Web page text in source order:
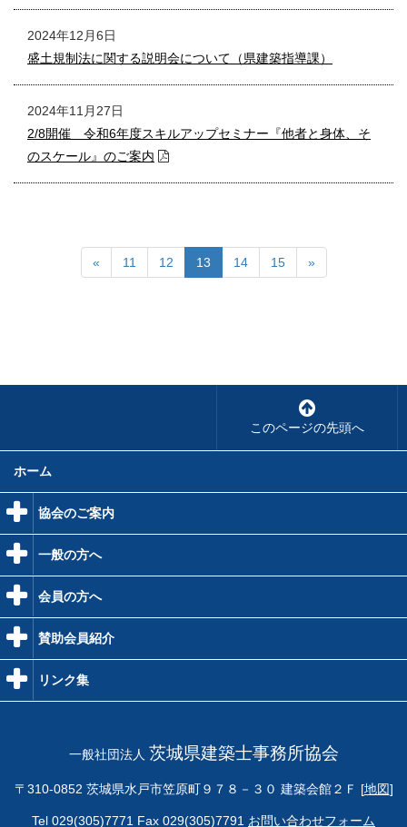
2024年12月6日
盛土規制法に関する説明会について（県建築指導課）
2024年11月27日
2/8開催 令和6年度スキルアップセミナー『他者と身体、そ
のスケール』のご案内
« 11 12 13 14 15 »
このページの先頭へ
ホーム
協会のご案内
一般の方へ
会員の方へ
賛助会員紹介
リンク集
一般社団法人 茨城県建築士事務所協会
〒310-0852 茨城県水戸市笠原町９７８－３０ 建築会館２Ｆ [地図]
Tel 029(305)7771 Fax 029(305)7791 お問い合わせフォーム